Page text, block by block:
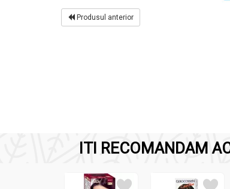
Produsul anterior
ITI RECOMANDAM